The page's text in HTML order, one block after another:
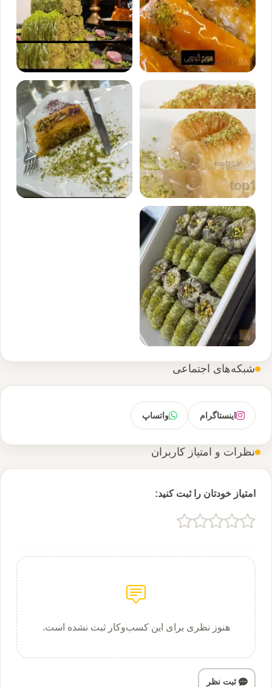
شبکه‌های اجتماعی
اینستاگرام واتساپ
نظرات و امتیاز کاربران
امتیاز خودتان را ثبت کنید:
هنوز نظری برای این کسب‌وکار ثبت نشده است.
ثبت نظر